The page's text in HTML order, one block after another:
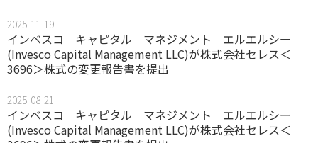
2025-11-19
インベスコ キャピタル マネジメント エルエルシー
(Invesco Capital Management LLC)が株式会社セレス＜
3696＞株式の変更報告書を提出
2025-08-21
インベスコ キャピタル マネジメント エルエルシー
(Invesco Capital Management LLC)が株式会社セレス＜